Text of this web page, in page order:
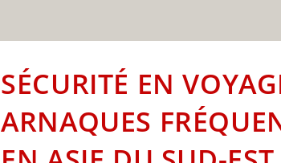
SÉCURITÉ EN
ARNAQUES